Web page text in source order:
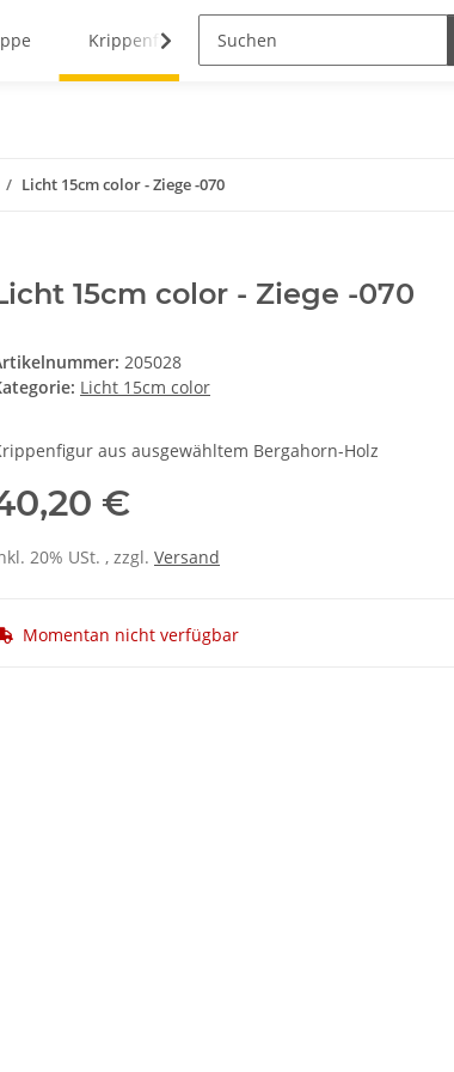
Krippenfiguren
Licht 15cm color - Ziege -070
15cm color - Ziege -070
205028
Licht 15cm color
aus ausgewähltem Bergahorn-Holz
€
20% USt. , zzgl. Versand
Momentan nicht verfügbar